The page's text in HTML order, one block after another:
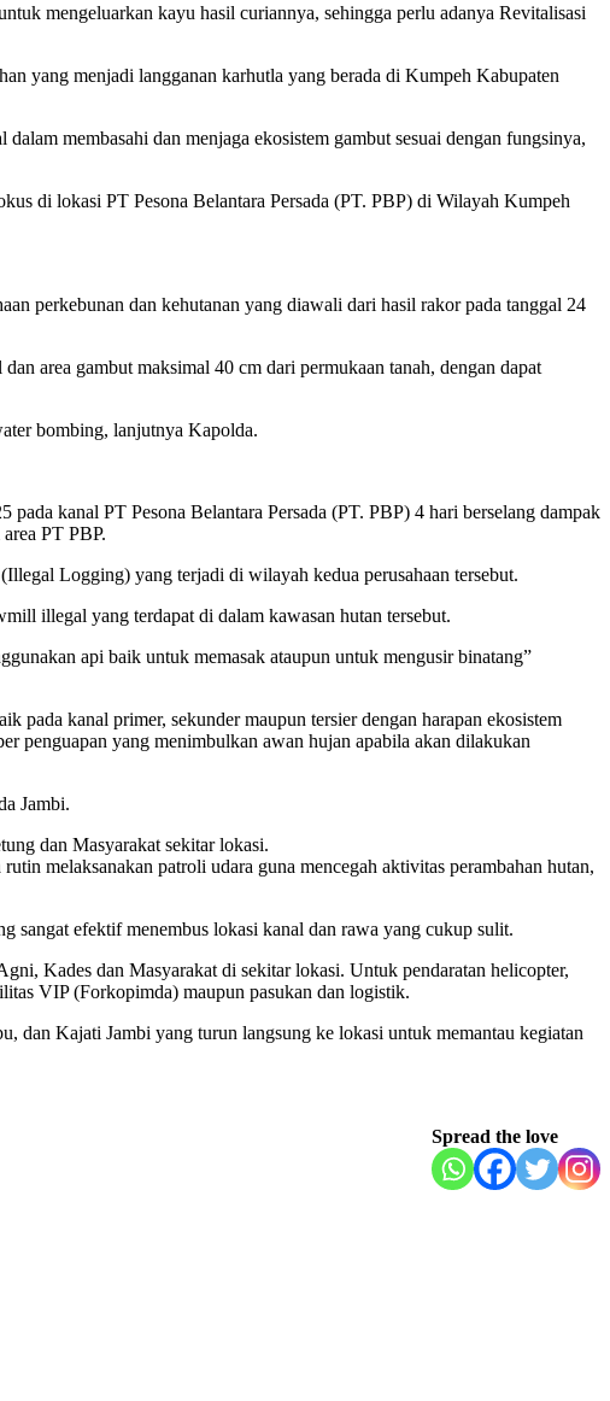
mengeluarkan kayu hasil curiannya, sehingga perlu adanya Revitalisasi
yang menjadi langganan karhutla yang berada di Kumpeh Kabupaten
membasahi dan menjaga ekosistem gambut sesuai dengan fungsinya,
di lokasi PT Pesona Belantara Persada (PT. PBP) di Wilayah Kumpeh
perkebunan dan kehutanan yang diawali dari hasil rakor pada tanggal 24
area gambut maksimal 40 cm dari permukaan tanah, dengan dapat
bombing, lanjutnya Kapolda.
kanal PT Pesona Belantara Persada (PT. PBP) 4 hari berselang dampak
PT PBP.
Logging) yang terjadi di wilayah kedua perusahaan tersebut.
illegal yang terdapat di dalam kawasan hutan tersebut.
api baik untuk memasak ataupun untuk mengusir binatang”
pada kanal primer, sekunder maupun tersier dengan harapan ekosistem
penguapan yang menimbulkan awan hujan apabila akan dilakukan
Jambi.
dan Masyarakat sekitar lokasi.
melaksanakan patroli udara guna mencegah aktivitas perambahan hutan,
sangat efektif menembus lokasi kanal dan rawa yang cukup sulit.
Kades dan Masyarakat di sekitar lokasi. Untuk pendaratan helicopter,
VIP (Forkopimda) maupun pasukan dan logistik.
dan Kajati Jambi yang turun langsung ke lokasi untuk memantau kegiatan
Spread the love